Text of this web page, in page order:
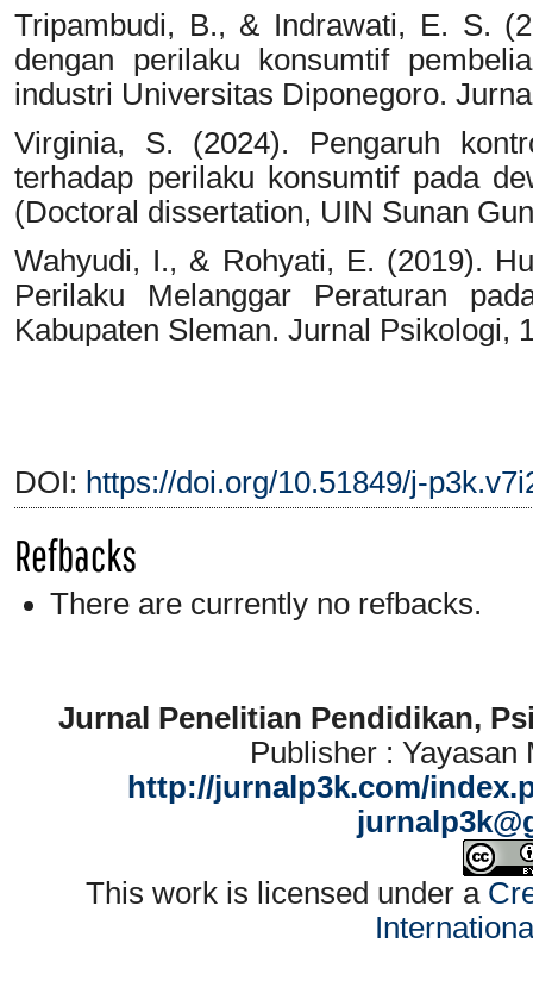
Tripambudi, B., & Indrawati, E. S.
dengan perilaku konsumtif
industri Universitas Diponegoro.
Virginia, S. (2024). Pengaruh
terhadap perilaku konsumtif pada
(Doctoral dissertation, UIN Sunan
Wahyudi, I., & Rohyati, E. (2019).
Perilaku Melanggar Peraturan
Kabupaten Sleman. Jurnal Psikologi,
DOI: https://doi.org/10.51849/j-
Refbacks
There are currently no refbacks.
Jurnal Penelitian Pendidikan,
Publisher : Yayasan
http://jurnalp3k.com/
This work is licensed under a